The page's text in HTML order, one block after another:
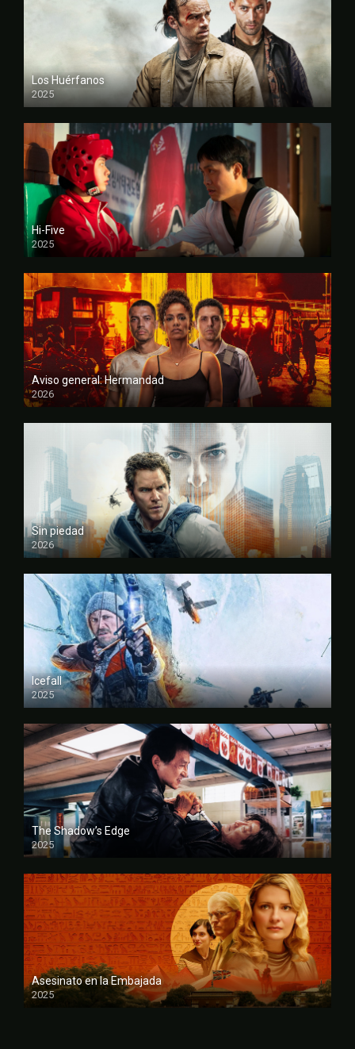
Los Huérfanos
2025
FULL HD
Hi-Five
2025
FULL HD
Aviso general: Hermandad
2026
FULL HD
Sin piedad
2026
FULL HD
Icefall
2025
FULL HD
The Shadow’s Edge
2025
FULL HD
Asesinato en la Embajada
2025
FULL HD